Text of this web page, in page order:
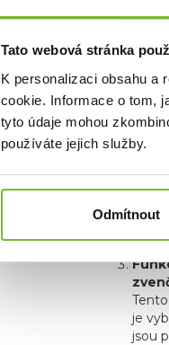
Tato webová stránka
K personalizaci obsahu a
cookie. Informace o tom,
tyto údaje mohou
používáte jejich služby.
Odmítnout
hlavy
klip.
je
jsou